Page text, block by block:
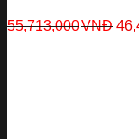
55,713,000VNĐ